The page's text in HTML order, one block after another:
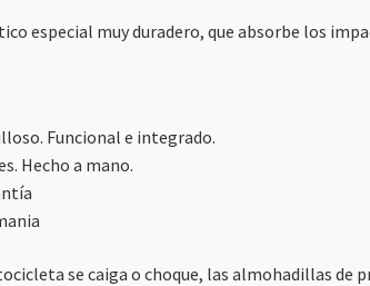
especial muy duradero, que absorbe los
Funcional e integrado.
Hecho a mano.
se caiga o choque, las almohadillas